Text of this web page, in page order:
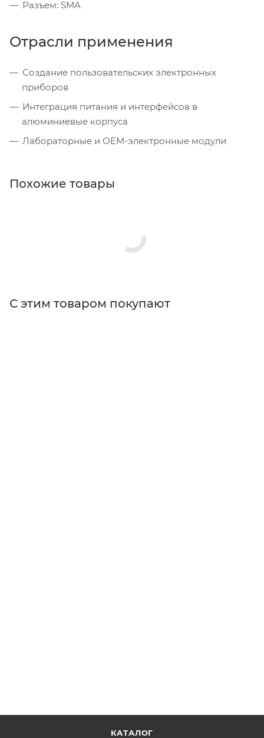
Разъем: SMA
Отрасли применения
Создание пользовательских электронных
приборов
Интеграция питания и интерфейсов в
алюминиевые корпуса
Лабораторные и OEM-электронные модули
Похожие товары
С этим товаром покупают
КАТАЛОГ